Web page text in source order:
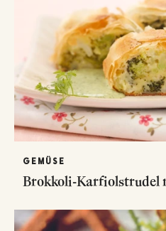
GEMÜSE
Brokkoli-Karfiolstrudel